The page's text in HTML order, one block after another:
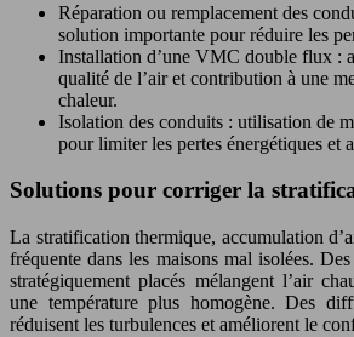
Réparation ou remplacement des
solution importante pour réduire les
Installation d’une VMC double flux :
qualité de l’air et contribution à une
chaleur.
Isolation des conduits : utilisation de
pour limiter les pertes énergétiques et
Solutions pour corriger la
La stratification thermique, accumulation
fréquente dans les maisons mal isolées.
stratégiquement placés mélangent l’air
une température plus homogène. Des
réduisent les turbulences et améliorent le